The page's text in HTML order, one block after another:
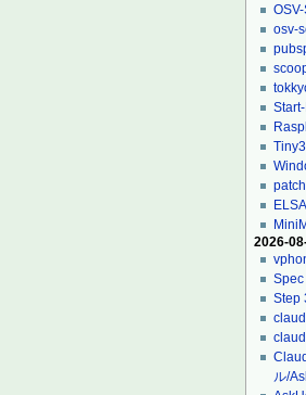
osv-
2026-
Spec
Step
ル/